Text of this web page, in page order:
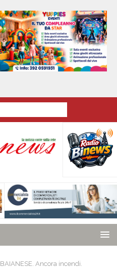
BAIANESE. Ancora incendi.